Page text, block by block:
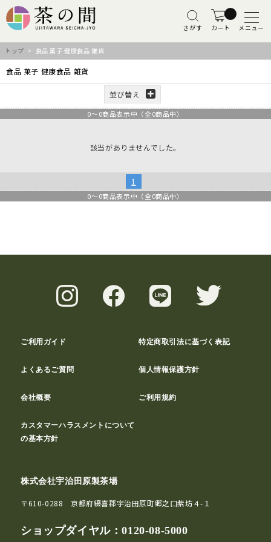
さがす カート メニュー
トップ > 食品 菓子 健康食品 雑貨
食品 菓子 健康食品 雑貨
並び替え
0～0商品表示中（全0商品中）
該当がありませんでした。
1
0～0商品表示中（全0商品中）
ご利用ガイド 特定商取引法に基づく表記
よくあるご質問 個人情報保護方針
会社概要 ご利用規約
カスタマーハラスメントについて
の基本方針
株式会社宇治田原製茶場
〒610-0288 京都府綴喜郡宇治田原町郷之口紫坊４-１
ショップダイヤル：0120-08-5000